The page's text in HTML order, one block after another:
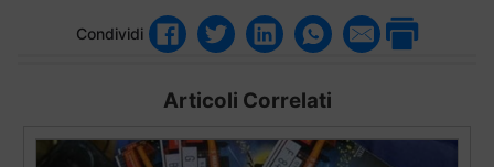
Condividi
Articoli Correlati